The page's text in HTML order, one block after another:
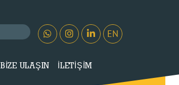
EN
BİZE ULAŞIN İLETİŞİM